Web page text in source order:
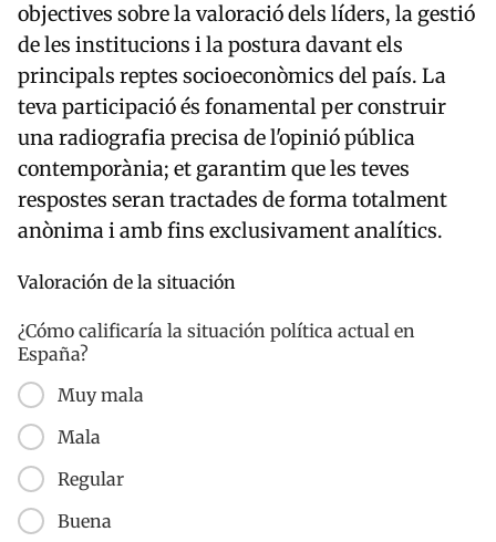
objectives sobre la valoració dels líders, la gestió
de les institucions i la postura davant els
principals reptes socioeconòmics del país. La
teva participació és fonamental per construir
una radiografia precisa de l'opinió pública
contemporània; et garantim que les teves
respostes seran tractades de forma totalment
anònima i amb fins exclusivament analítics.
Valoración de la situación
¿Cómo calificaría la situación política actual en
España?
Muy mala
Mala
Regular
Buena